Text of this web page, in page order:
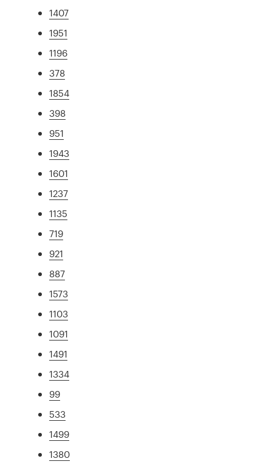
1407
1951
1196
378
1854
398
951
1943
1601
1237
1135
719
921
887
1573
1103
1091
1491
1334
99
533
1499
1380